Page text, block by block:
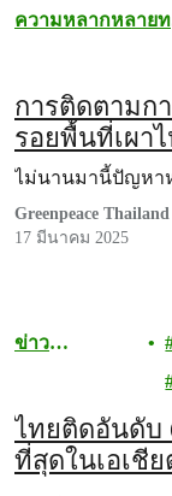
ความหลากหลายท
การติดตามก
รอยพื้นที่เผา
ดาวเทียม ปี
โขง (ตอนบน
สปป.ลาว แล
ไม่นานมานี้ปัญหา
Greenpeace Thailand
17 มีนาคม 2025
ข่าว
ไทยติดอันดับ
ที่สุดในเอเชี